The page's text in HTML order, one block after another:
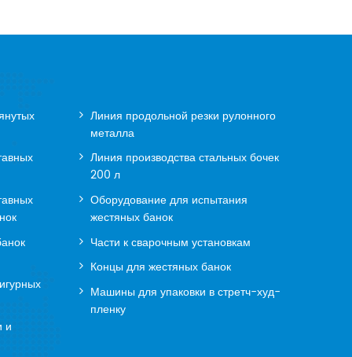
и
Линия продольной резки рулонного
металла
Линия производства стальных бочек
200 л
Оборудование для испытания
жестяных банок
Части к сварочным установкам
Концы для жестяных банок
Машины для упаковки в стретч-худ-
пленку